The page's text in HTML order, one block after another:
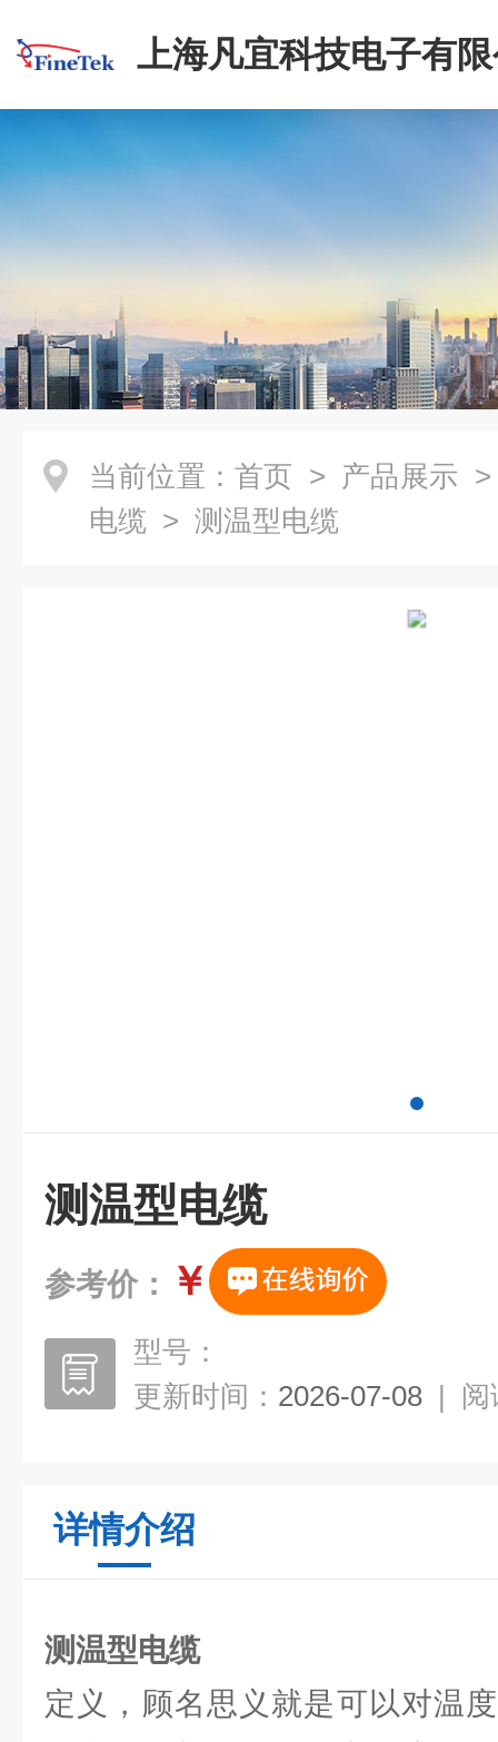
上海凡宜科技电子有
当前位置： 首页 > 产品展示
电缆 > 测温型电缆
测温型电缆
参考价： ￥
型号：
更新时间： 2026-07-08 | 阅
详情介绍
测温型电缆
定义，顾名思义就是可以对温